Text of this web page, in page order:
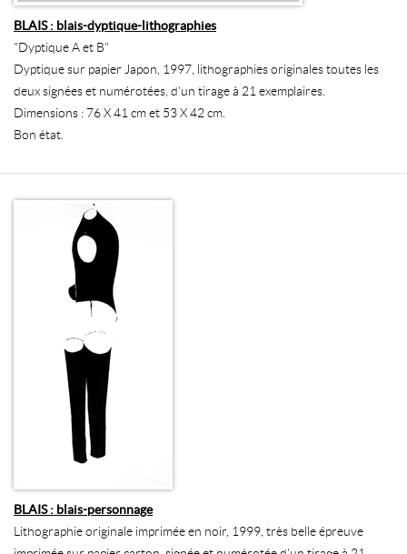
BLAIS : blais-dyptique-lithographies
"Dyptique A et B"
Dyptique sur papier Japon, 1997, lithographies originales toutes les
deux signées et numérotées, d'un tirage à 21 exemplaires.
Dimensions : 76 X 41 cm et 53 X 42 cm.
Bon état.
BLAIS : blais-personnage
Lithographie originale imprimée en noir, 1999, très belle épreuve